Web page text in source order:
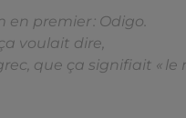
en premier : Odigo.
voulait dire,
que ça signifiait « le